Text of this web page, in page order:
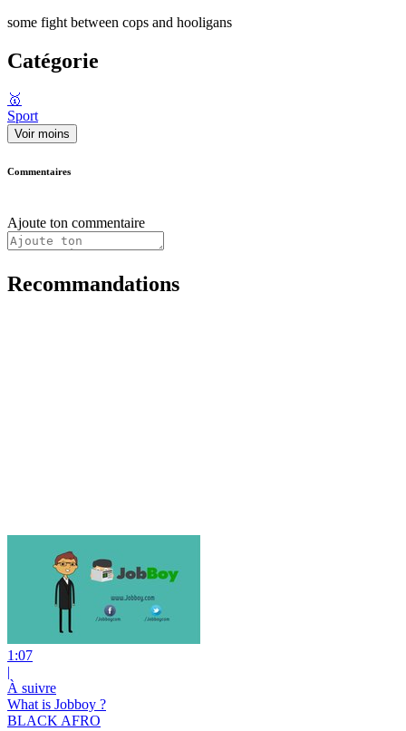
some fight between cops and hooligans
Catégorie
🥇
Sport
Voir moins
Commentaires
Ajoute ton commentaire
Recommandations
1:07
|
À suivre
What is Jobboy ?
BLACK AFRO